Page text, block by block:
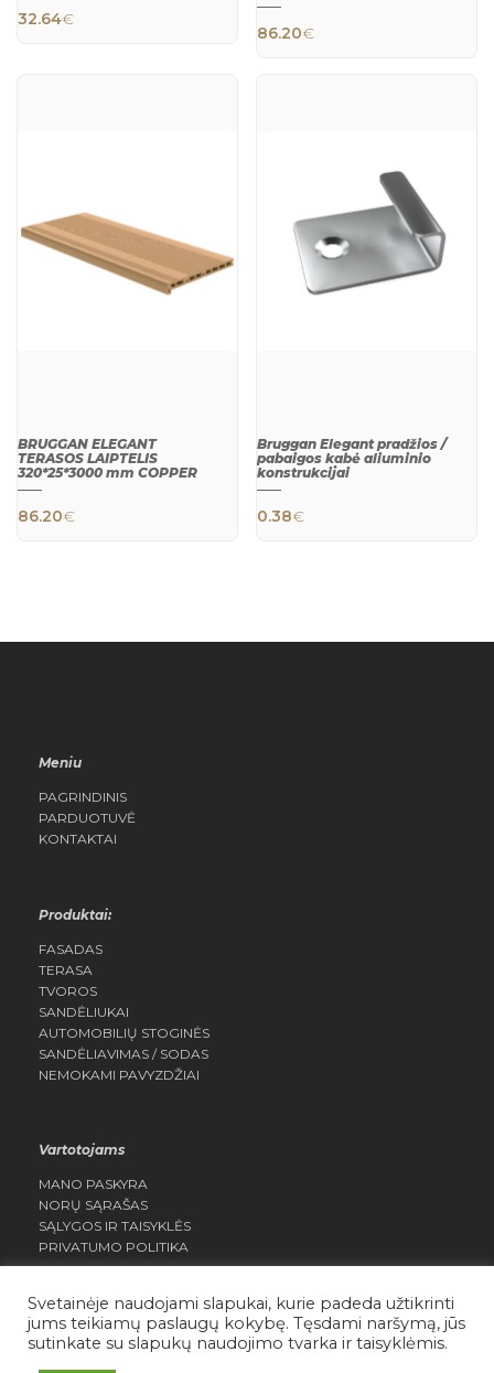
32.64€
86.20€
BRUGGAN ELEGANT
TERASOS LAIPTELIS
320*25*3000 mm COPPER
86.20€
Bruggan Elegant pradžios /
pabaigos kabė aliuminio
konstrukcijai
0.38€
Meniu
PAGRINDINIS
PARDUOTUVĖ
KONTAKTAI
Produktai:
FASADAS
TERASA
TVOROS
SANDĖLIUKAI
AUTOMOBILIŲ STOGINĖS
SANDĖLIAVIMAS / SODAS
NEMOKAMI PAVYZDŽIAI
Vartotojams
MANO PASKYRA
NORŲ SĄRAŠAS
SĄLYGOS IR TAISYKLĖS
PRIVATUMO POLITIKA
Svetainėje naudojami slapukai, kurie padeda užtikrinti
jums teikiamų paslaugų kokybę. Tęsdami naršymą, jūs
sutinkate su slapukų naudojimo tvarka ir taisyklėmis.